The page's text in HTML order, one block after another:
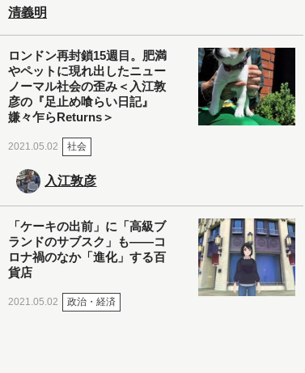
清義明
ロンドン再封鎖15週目。肥満
やペットに現れ出したニュー
ノーマル社会の歪み＜入江敦
彦の『足止め喰らい日記』
嫌々乍らReturns＞
2021.05.02 社会
入江敦彦
「ケーキの出前」に「高級ブ
ランドのサブスク」も――コ
ロナ禍のなか「進化」する百
貨店
2021.05.02 政治・経済